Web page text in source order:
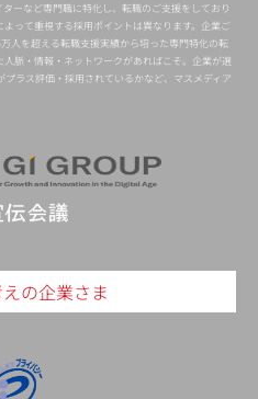
ーなど専門職に特化し、転職のご支援をしており
って重視する採用ポイントは異なります。企業ご
人を超える転職支援実績から培った専門特化の転
脈・情報・ネットワークがあればこそ。企業が選
ラス評価・採用されているかなど、マスメディア
の企業さま